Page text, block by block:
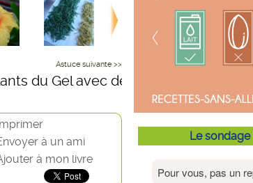
Le sondage
Astuce suivante >>
du Gel avec des
à un ami
à mon livre